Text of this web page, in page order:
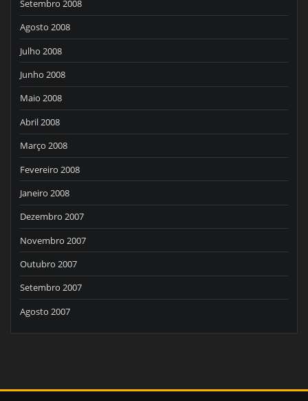
Setembro 2008
Agosto 2008
Julho 2008
Junho 2008
Maio 2008
Abril 2008
Março 2008
Fevereiro 2008
Janeiro 2008
Dezembro 2007
Novembro 2007
Outubro 2007
Setembro 2007
Agosto 2007